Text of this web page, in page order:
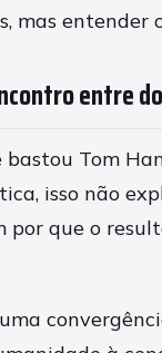
mas entender
entre
bastou Tom
isso não
por que o